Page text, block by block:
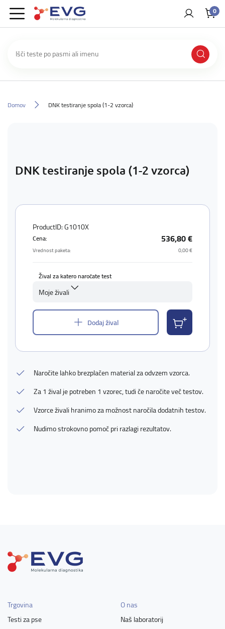
0
Domov DNK testiranje spola (1-2 vzorca)
DNK testiranje spola (1-2 vzorca)
ProductID: G1010X
Cena: 536,80 €
Vrednost paketa: 0,00 €
Žival za katero naročate test
Moje živali
Dodaj žival
Naročite lahko brezplačen material za odvzem vzorca.
Za 1 žival je potreben 1 vzorec, tudi če naročite več testov.
Vzorce živali hranimo za možnost naročila dodatnih testov.
Nudimo strokovno pomoč pri razlagi rezultatov.
Trgovina
Testi za pse
O nas
Naš laboratorij